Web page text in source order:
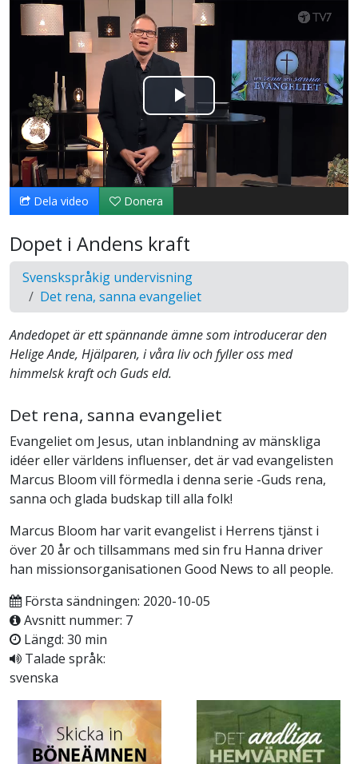
Spela
upp
video
Dela video Donera
Dopet i Andens kraft
Svenskspråkig undervisning
Det rena, sanna evangeliet
Andedopet är ett spännande ämne som introducerar den
Helige Ande, Hjälparen, i våra liv och fyller oss med
himmelsk kraft och Guds eld.
Det rena, sanna evangeliet
Evangeliet om Jesus, utan inblandning av mänskliga
idéer eller världens influenser, det är vad evangelisten
Marcus Bloom vill förmedla i denna serie -Guds rena,
sanna och glada budskap till alla folk!
Marcus Bloom har varit evangelist i Herrens tjänst i
över 20 år och tillsammans med sin fru Hanna driver
han missionsorganisationen Good News to all people.
Första sändningen: 2020-10-05
Avsnitt nummer: 7
Längd: 30 min
Talade språk:
svenska